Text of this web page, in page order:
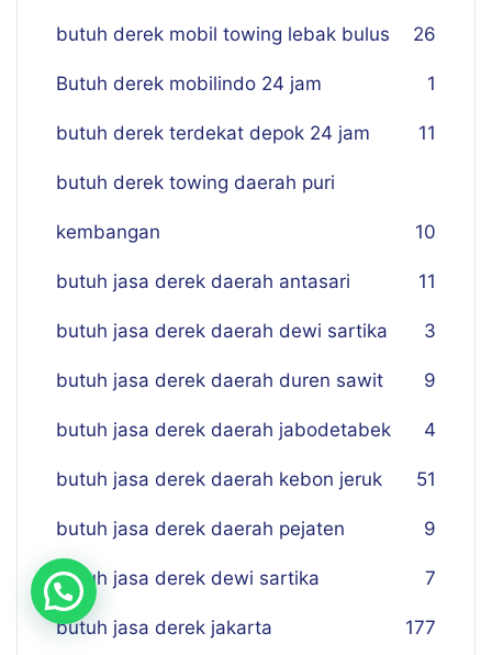
butuh derek mobil towing lebak bulus 26
Butuh derek mobilindo 24 jam 1
butuh derek terdekat depok 24 jam 11
butuh derek towing daerah puri
kembangan 10
butuh jasa derek daerah antasari 11
butuh jasa derek daerah dewi sartika 3
butuh jasa derek daerah duren sawit 9
butuh jasa derek daerah jabodetabek 4
butuh jasa derek daerah kebon jeruk 51
butuh jasa derek daerah pejaten 9
butuh jasa derek dewi sartika 7
butuh jasa derek jakarta 177